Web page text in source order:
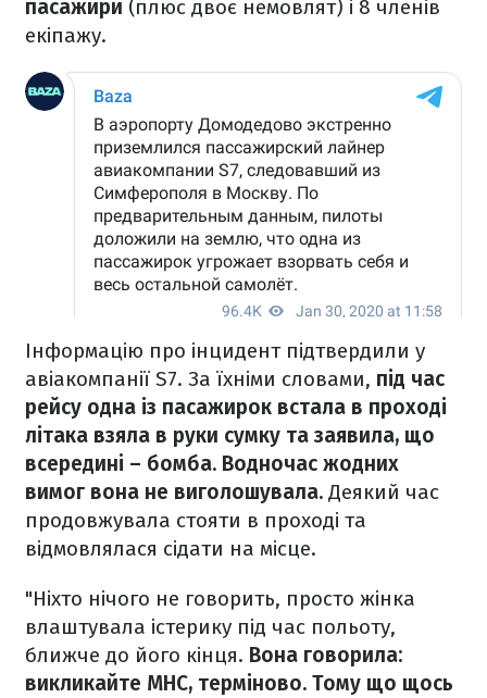
пасажири (плюс двоє немовлят) і 8 членів
екіпажу.
Інформацію про інцидент підтвердили у
авіакомпанії S7. За їхніми словами, під час
рейсу одна із пасажирок встала в проході
літака взяла в руки сумку та заявила, що
всередині – бомба. Водночас жодних
вимог вона не виголошувала. Деякий час
продовжувала стояти в проході та
відмовлялася сідати на місце.
"Ніхто нічого не говорить, просто жінка
влаштувала істерику під час польоту,
ближче до його кінця. Вона говорила:
викликайте МНС, терміново. Тому що щось